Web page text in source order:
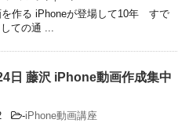
を作る iPhoneが登場して10年 すで
ての通 ...
日 藤沢 iPhone動画作成集中
-iPhone動画講座